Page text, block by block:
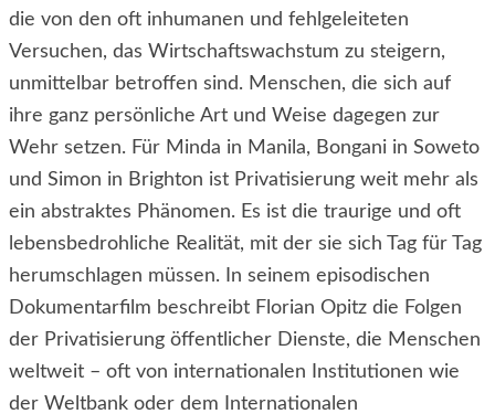
die von den oft inhumanen und fehlgeleiteten
Versuchen, das Wirtschaftswachstum zu steigern,
unmittelbar betroffen sind. Menschen, die sich auf
ihre ganz persönliche Art und Weise dagegen zur
Wehr setzen. Für Minda in Manila, Bongani in Soweto
und Simon in Brighton ist Privatisierung weit mehr als
ein abstraktes Phänomen. Es ist die traurige und oft
lebensbedrohliche Realität, mit der sie sich Tag für Tag
herumschlagen müssen. In seinem episodischen
Dokumentarfilm beschreibt Florian Opitz die Folgen
der Privatisierung öffentlicher Dienste, die Menschen
weltweit – oft von internationalen Institutionen wie
der Weltbank oder dem Internationalen